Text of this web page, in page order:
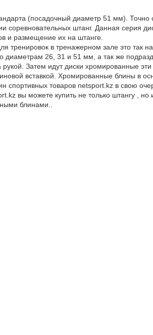
(посадочный диаметр 51 мм). Точно
соревновательных штанг. Данная серия
и размещение их на штанге.
тренировок в тренажерном зале это так
диаметрам 26, 31 и 51 мм, а так же
Затем идут диски хромированные
вставкой. Хромированные блины в
спортивных товаров netsport.kz в свою
вы можете купить не только штангу ,
блинами..